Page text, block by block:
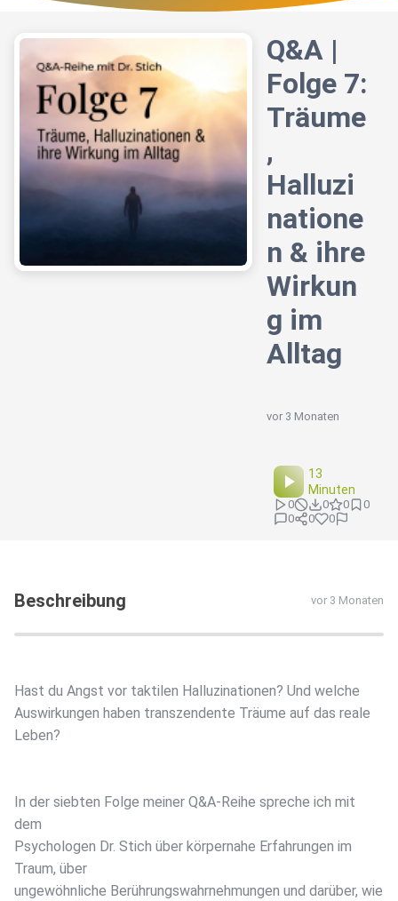
Q&A |
Folge 7:
Träume
,
Halluzi
natione
n & ihre
Wirkun
g im
Alltag
vor 3 Monaten
13
Minuten
0 0 0
0
0
0 0
Beschreibung vor 3 Monaten
Hast du Angst vor taktilen Halluzinationen? Und welche
Auswirkungen haben transzendente Träume auf das reale
Leben?
In der siebten Folge meiner Q&A-Reihe spreche ich mit
dem
Psychologen Dr. Stich über körpernahe Erfahrungen im
Traum, über
ungewöhnliche Berührungswahrnehmungen und darüber, wie